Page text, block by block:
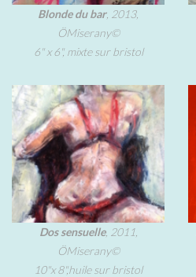
Blonde du bar, 2013,
ÖMiserany©
6" x 6", mixte sur bristol
Dos sensuelle, 2011,
ÖMiserany©
10"x 8",huile sur bristol